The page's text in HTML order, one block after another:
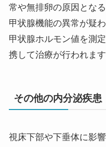
常や無排卵の原因とな
甲状腺機能の異常が疑
甲状腺ホルモン値を測
携して治療が行われます
その他の内分泌疾患
視床下部や下垂体に影